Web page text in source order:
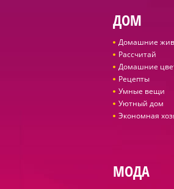
ДОМ
Домашние
Рассчитай
Домашние
Рецепты
Умные вещи
Уютный дом
Экономная
МОДА